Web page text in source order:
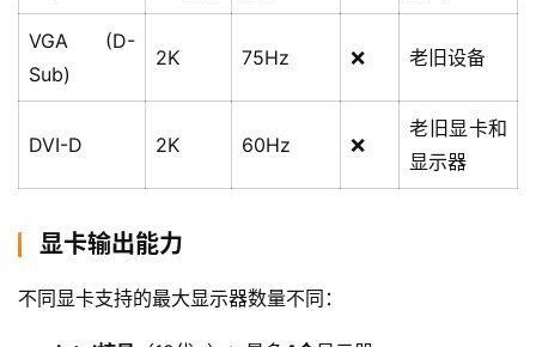
VGA (D-
Sub)
2K 75Hz ❌ 老旧设备
DVI-D 2K 60Hz ❌
老旧显卡和
显示器
显卡输出能力
不同显卡支持的最大显示器数量不同：